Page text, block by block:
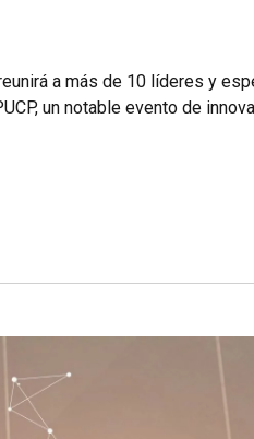
a más de 10 líderes y
un notable evento de